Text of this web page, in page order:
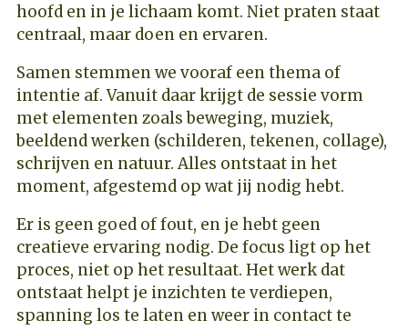
hoofd en in je lichaam komt. Niet praten staat
centraal, maar doen en ervaren.
Samen stemmen we vooraf een thema of
intentie af. Vanuit daar krijgt de sessie vorm
met elementen zoals beweging, muziek,
beeldend werken (schilderen, tekenen, collage),
schrijven en natuur. Alles ontstaat in het
moment, afgestemd op wat jij nodig hebt.
Er is geen goed of fout, en je hebt geen
creatieve ervaring nodig. De focus ligt op het
proces, niet op het resultaat. Het werk dat
ontstaat helpt je inzichten te verdiepen,
spanning los te laten en weer in contact te